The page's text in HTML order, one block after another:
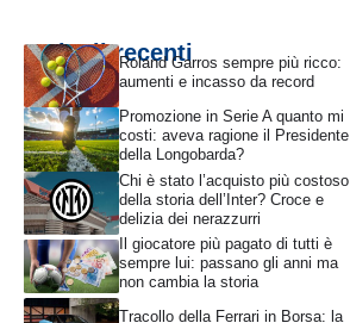
Articoli recentiRoland Garros sempre più ricco:
aumenti e incasso da record
Promozione in Serie A quanto mi
costi: aveva ragione il Presidente
della Longobarda?
Chi è stato l’acquisto più costoso
della storia dell’Inter? Croce e
delizia dei nerazzurri
Il giocatore più pagato di tutti è
sempre lui: passano gli anni ma
non cambia la storia
Tracollo della Ferrari in Borsa: la